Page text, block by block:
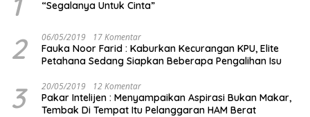
“Segalanya Untuk Cinta”
2 06/05/2019 17 Komentar
Fauka Noor Farid : Kaburkan Kecurangan KPU, Elite
Petahana Sedang Siapkan Beberapa Pengalihan Isu
3 20/05/2019 12 Komentar
Pakar Intelijen : Menyampaikan Aspirasi Bukan Makar,
Tembak Di Tempat Itu Pelanggaran HAM Berat